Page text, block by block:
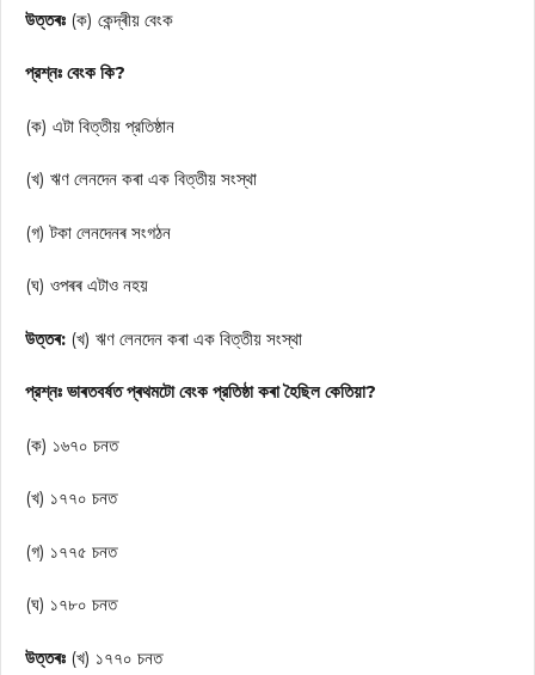
উত্তৰঃ (ক) কেন্দ্ৰীয় বেংক
প্রশ্নঃ বেংক কি?
(ক) এটা বিত্তীয় প্রতিষ্ঠান
(খ) ঋণ লেনদেন কৰা এক বিত্তীয় সংস্থা
(গ) টকা লেনদেনৰ সংগঠন
(ঘ) ওপৰৰ এটাও নহয়
উত্তৰ: (খ) ঋণ লেনদেন কৰা এক বিত্তীয় সংস্থা
প্রশ্নঃ ভাৰতবৰ্ষত প্ৰথমটো বেংক প্রতিষ্ঠা কৰা হৈছিল কেতিয়া?
(ক) ১৬৭০ চনত
(খ) ১৭৭০ চনত
(গ) ১৭৭৫ চনত
(ঘ) ১৭৮০ চনত
উত্তৰঃ (খ) ১৭৭০ চনত